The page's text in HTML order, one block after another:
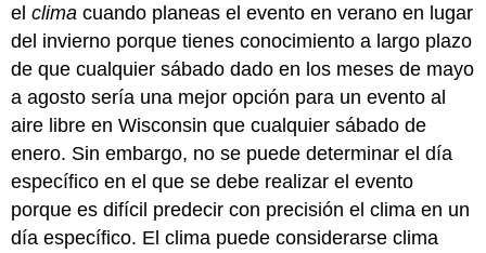
elclima cuando planeas el evento en verano en lugar
del invierno porque tienes conocimiento a largo plazo
de que cualquier sábado dado en los meses de mayo
a agosto sería una mejor opción para un evento al
aire libre en Wisconsin que cualquier sábado de
enero. Sin embargo, no se puede determinar el día
específico en el que se debe realizar el evento
porque es difícil predecir con precisión el clima en un
día específico. El clima puede considerarse clima